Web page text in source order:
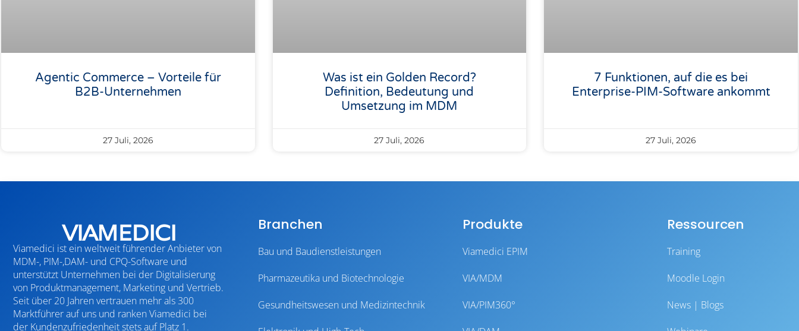
Agentic Commerce – Vorteile für
B2B-Unternehmen
27 Juli, 2026
Was ist ein Golden Record?
Definition, Bedeutung und
Umsetzung im MDM
27 Juli, 2026
7 Funktionen, auf die es bei
Enterprise-PIM-Software ankommt
27 Juli, 2026
Viamedici ist ein weltweit führender Anbieter von
MDM-, PIM-,DAM- und CPQ-Software und
unterstützt Unternehmen bei der Digitalisierung
von Produktmanagement, Marketing und Vertrieb.
Seit über 20 Jahren vertrauen mehr als 300
Marktführer auf uns und ranken Viamedici bei
der Kundenzufriedenheit stets auf Platz 1.
Branchen
Bau und Baudienstleistungen
Pharmazeutika und Biotechnologie
Gesundheitswesen und Medizintechnik
Produkte
Viamedici EPIM
VIA/MDM
VIA/PIM360°
Ressourcen
Training
Moodle Login
News | Blogs